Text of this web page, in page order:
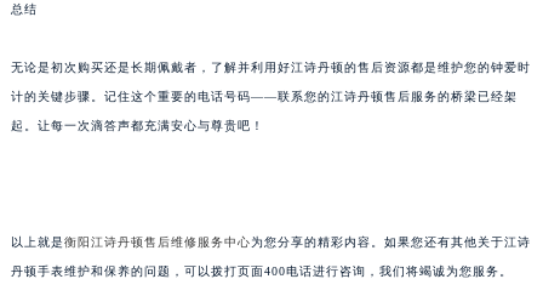
总结
无论是初次购买还是长期佩戴者，了解并利用好江诗丹顿的售后资源都是维护您的钟爱时
计的关键步骤。记住这个重要的电话号码——联系您的江诗丹顿售后服务的桥梁已经架
起。让每一次滴答声都充满安心与尊贵吧！
以上就是衡阳江诗丹顿售后维修服务中心为您分享的精彩内容。如果您还有其他关于江诗
丹顿手表维护和保养的问题，可以拨打页面400电话进行咨询，我们将竭诚为您服务。